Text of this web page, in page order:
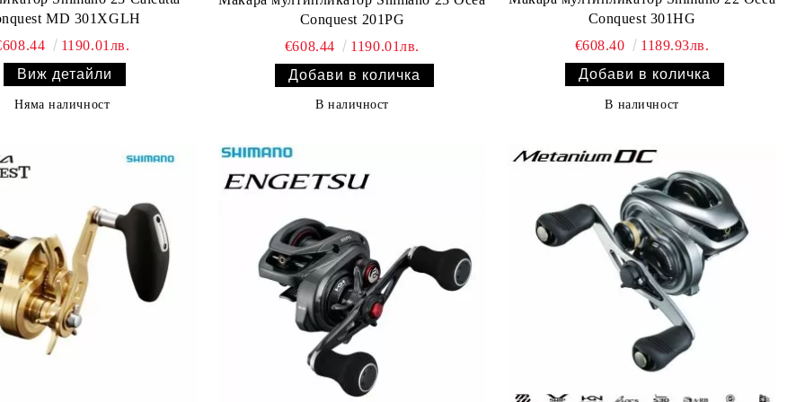
MD 301XGLH
1190.01лв.
Виж детайли
Няма наличност
Conquest 201PG
€608.44
1190.01лв.
В наличност
Conquest 301HG
€608.40
1189.93лв.
В наличност